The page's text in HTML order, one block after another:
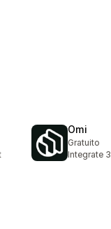
Omi
Gratuito
Integrate